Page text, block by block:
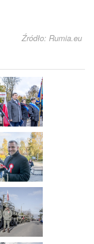
Źródło: Rumia.eu